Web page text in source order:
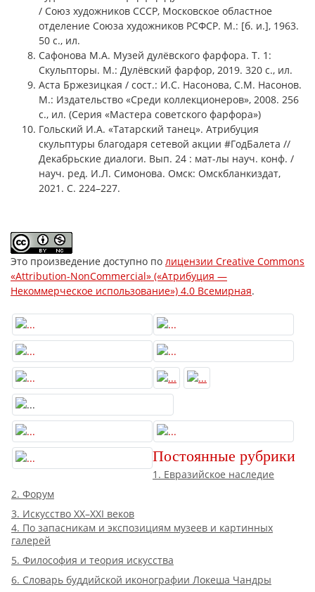
Это произведение доступно по лицензии Creative Commons
«Attribution-NonCommercial» («Атрибуция —
Некоммерческое использование») 4.0 Всемирная.
Постоянные рубрики
1. Евразийское наследие
2. Форум
3. Искусство XX–XXI веков
4. По запасникам и экспозициям музеев и картинных
галерей
5. Философия и теория искусства
6. Словарь буддийской иконографии Локеша Чандры
/ Союз художников СССР, Московское областное
отделение Союза художников РСФСР. М.: [б. и.], 1963.
50 с., ил.
Сафонова М.А. Музей дулёвского фарфора. Т. 1:
Скульпторы. М.: Дулёвский фарфор, 2019. 320 с., ил.
Аста Бржезицкая / сост.: И.С. Насонова, С.М. Насонов.
М.: Издательство «Среди коллекционеров», 2008. 256
с., ил. (Серия «Мастера советского фарфора»)
Гольский И.А. «Татарский танец». Атрибуция
скульптуры благодаря сетевой акции #ГодБалета //
Декабрьские диалоги. Вып. 24 : мат-лы науч. конф. /
науч. ред. И.Л. Симонова. Омск: Омскбланкиздат,
2021. С. 224–227.